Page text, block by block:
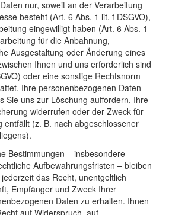
nur, soweit an der Verarbeitung
besteht (Art. 6 Abs. 1 lit. f DSGVO),
eingewilligt haben (Art. 6 Abs. 1
für die Anbahnung,
Ausgestaltung oder Änderung eines
Ihnen und uns erforderlich sind
oder eine sonstige Rechtsnorm
Ihre personenbezogenen Daten
Sie uns zur Löschung auffordern, Ihre
widerrufen oder der Zweck für
entfällt (z. B. nach abgeschlossener
Bestimmungen – insbesondere
Aufbewahrungsfristen – bleiben
das Recht, unentgeltlich
Empfänger und Zweck Ihrer
Daten zu erhalten. Ihnen